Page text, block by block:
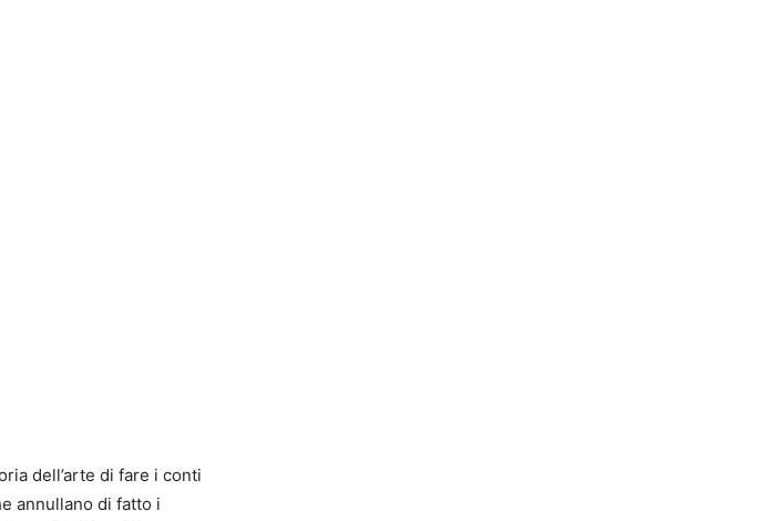
dell’arte di fare i conti
annullano di fatto i